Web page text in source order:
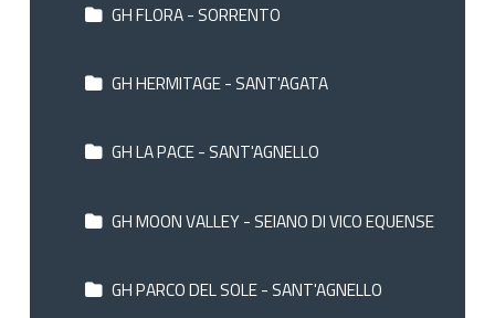
GH FLORA - SORRENTO
GH HERMITAGE - SANT'AGATA
GH LA PACE - SANT'AGNELLO
GH MOON VALLEY - SEIANO DI VICO EQUENSE
GH PARCO DEL SOLE - SANT'AGNELLO